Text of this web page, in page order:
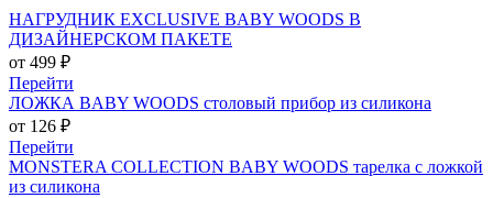
НАГРУДНИК EXCLUSIVE BABY WOODS В
ДИЗАЙНЕРСКОМ ПАКЕТЕ
от 499 ₽
Перейти
ЛОЖКА BABY WOODS столовый прибор из силикона
от 126 ₽
Перейти
MONSTERA COLLECTION BABY WOODS тарелка с ложкой
из силикона